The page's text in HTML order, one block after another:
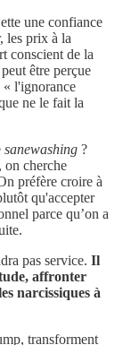
une confiance
les prix à la
conscient de la
être perçue
l'ignorance
ne le fait la
sanewashing ?
on cherche
préfère croire à
qu'accepter
parce qu’on a
pas service. Il
affronter
narcissiques à
transforment